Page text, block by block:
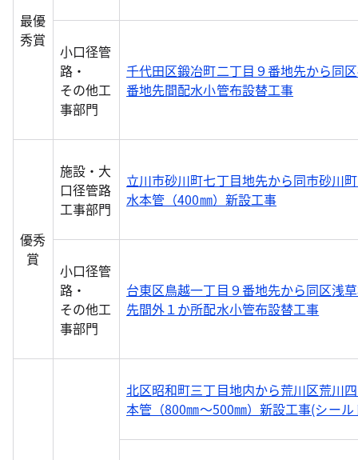
最優
秀賞
小口径管
路・
その他工
事部門
千代田区鍛冶町二丁目９番地先から同
番地先間配水小管布設替工事
優秀
賞
施設・大
口径管路
工事部門
立川市砂川町七丁目地先から同市砂川
水本管（400㎜）新設工事
小口径管
路・
その他工
事部門
台東区鳥越一丁目９番地先から同区浅
先間外１か所配水小管布設替工事
北区昭和町三丁目地内から荒川区荒川
本管（800㎜～500㎜）新設工事(シール